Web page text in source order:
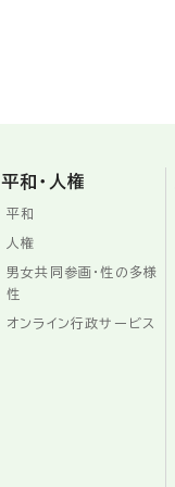
平和・人権
平和
人権
男女共同参画・性の多様
性
オンライン行政サービス